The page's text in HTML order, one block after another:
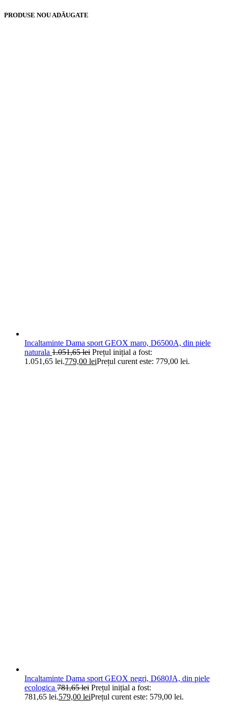
PRODUSE NOU ADĂUGATE
Incaltaminte Dama sport GEOX maro, D6500A, din piele
naturala 1.051,65lei Prețul inițial a fost:
1.051,65 lei.779,00 leiPrețul curent este: 779,00 lei.
Incaltaminte Dama sport GEOX negri, D680JA, din piele
ecologica 781,65lei Prețul inițial a fost:
781,65 lei.579,00 leiPrețul curent este: 579,00 lei.